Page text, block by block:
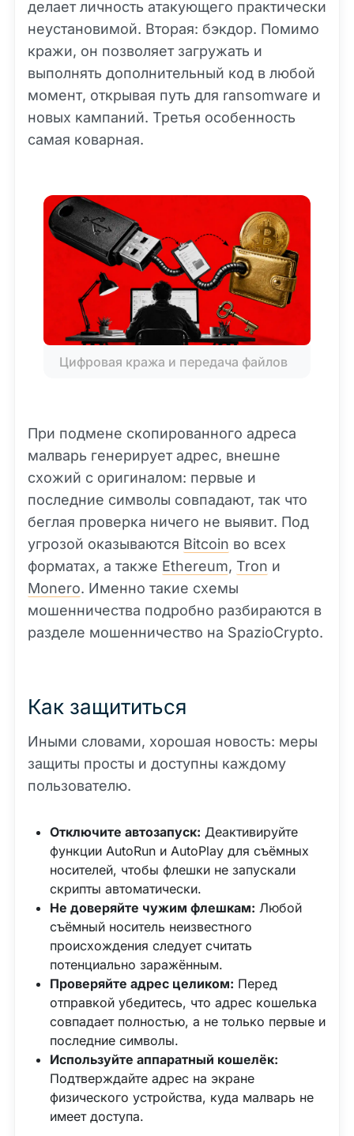
делает личность атакующего практически
неустановимой. Вторая: бэкдор. Помимо
кражи, он позволяет загружать и
выполнять дополнительный код в любой
момент, открывая путь для ransomware и
новых кампаний. Третья особенность
самая коварная.
Цифровая кража и передача файлов
При подмене скопированного адреса
малварь генерирует адрес, внешне
схожий с оригиналом: первые и
последние символы совпадают, так что
беглая проверка ничего не выявит. Под
угрозой оказываются Bitcoin во всех
форматах, а также Ethereum, Tron и
Monero. Именно такие схемы
мошенничества подробно разбираются в
разделе мошенничество на SpazioCrypto.
Как защититься
Иными словами, хорошая новость: меры
защиты просты и доступны каждому
пользователю.
Отключите автозапуск: Деактивируйте
функции AutoRun и AutoPlay для съёмных
носителей, чтобы флешки не запускали
скрипты автоматически.
Не доверяйте чужим флешкам: Любой
съёмный носитель неизвестного
происхождения следует считать
потенциально заражённым.
Проверяйте адрес целиком: Перед
отправкой убедитесь, что адрес кошелька
совпадает полностью, а не только первые и
последние символы.
Используйте аппаратный кошелёк:
Подтверждайте адрес на экране
физического устройства, куда малварь не
имеет доступа.